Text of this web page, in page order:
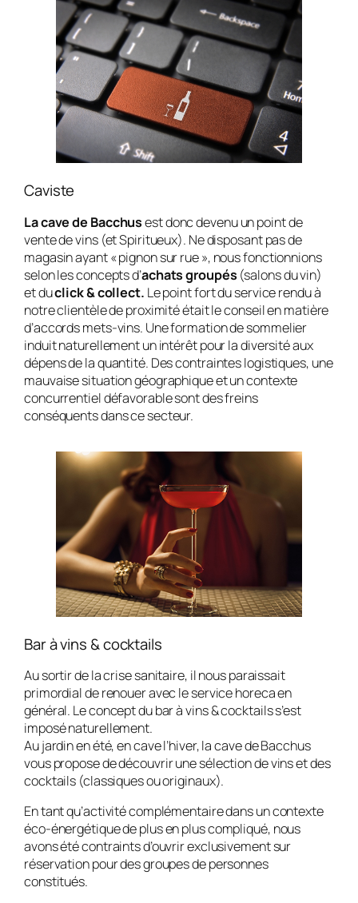
Caviste
La cave de Bacchusest donc devenu un point de
vente de vins (et Spiritueux). Ne disposant pas de
magasin ayant « pignon sur rue », nous fonctionnions
selon les concepts d’achats groupés (salons du vin)
et duclick & collect. Le point fort du service rendu à
notre clientèle de proximité était le conseil en matière
d’accords mets-vins. Une formation de sommelier
induit naturellement un intérêt pour la diversité aux
dépens de la quantité. Des contraintes logistiques, une
mauvaise situation géographique et un contexte
concurrentiel défavorable sont des freins
conséquents dans ce secteur.
Bar à vins & cocktails
Au sortir de la crise sanitaire, il nous paraissait
primordial de renouer avec le service horeca en
général. Le concept du bar à vins & cocktails s’est
imposé naturellement.
Au jardin en été, en cave l’hiver, la cave de Bacchus
vous propose de découvrir une sélection de vins et des
cocktails (classiques ou originaux).
En tant qu’activité complémentaire dans un contexte
éco-énergétique de plus en plus compliqué, nous
avons été contraints d’ouvrir exclusivement sur
réservation pour des groupes de personnes
constitués.